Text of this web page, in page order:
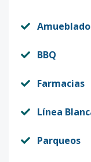
Amueblado
BBQ
Farmacias
Línea
Parqueos